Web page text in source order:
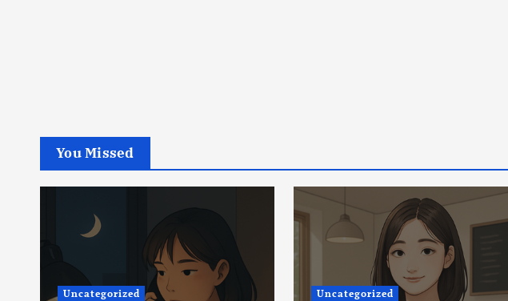
You Missed
Uncategorized Uncategorized